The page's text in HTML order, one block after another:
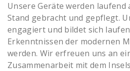
Unsere Geräte werden laufend
Stand gebracht und gepflegt.
engagiert und bildet sich
Erkenntnissen der modernen
werden. Wir erfreuen uns an
Zusammenarbeit mit dem